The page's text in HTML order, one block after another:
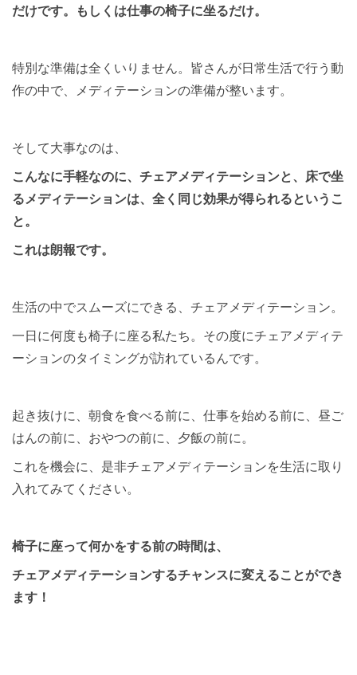
だけです。もしくは仕事の椅子に坐るだけ。
特別な準備は全くいりません。皆さんが日常生活で行う動
作の中で、メディテーションの準備が整います。
そして大事なのは、
こんなに手軽なのに、チェアメディテーションと、床で坐
るメディテーションは、全く同じ効果が得られるというこ
と。
これは朗報です。
生活の中でスムーズにできる、チェアメディテーション。
一日に何度も椅子に座る私たち。その度にチェアメディテ
ーションのタイミングが訪れているんです。
起き抜けに、朝食を食べる前に、仕事を始める前に、昼ご
はんの前に、おやつの前に、夕飯の前に。
これを機会に、是非チェアメディテーションを生活に取り
入れてみてください。
椅子に座って何かをする前の時間は、
チェアメディテーションするチャンスに変えることができ
ます！